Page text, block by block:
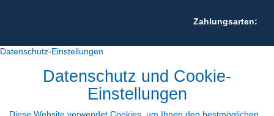
Zahlungsarten:
Datenschutz-Einstellungen
Datenschutz und Cookie-
Einstellungen